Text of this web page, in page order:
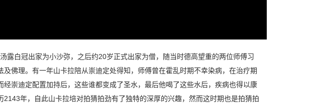
露白冠出家为小沙弥，之后约20岁正式出家为僧，随当时德高望重的两位师傅习
佛理。有一年山卡拉陪从崇迪定处得知，师傅曾在霍乱时期不幸染病，在治疗期
崇迪定配置加持后，这些谁都变成了圣水，最后他喝了这些水后，疾病也得以康
年，自此山卡拉培对拍猜拍劲有了独特的深厚的兴趣，然而这时期也是拍猜拍